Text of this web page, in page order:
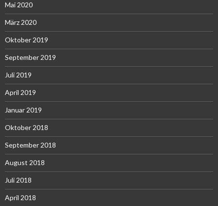
Mai 2020
März 2020
Oktober 2019
September 2019
Juli 2019
April 2019
Januar 2019
Oktober 2018
September 2018
August 2018
Juli 2018
April 2018